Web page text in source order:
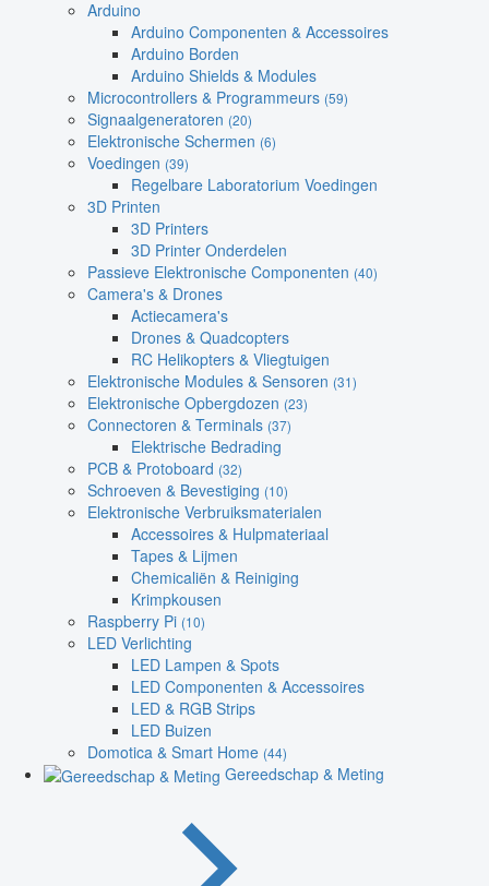
Arduino
Arduino Componenten & Accessoires
Arduino Borden
Arduino Shields & Modules
Microcontrollers & Programmeurs (59)
Signaalgeneratoren (20)
Elektronische Schermen (6)
Voedingen (39)
Regelbare Laboratorium Voedingen
3D Printen
3D Printers
3D Printer Onderdelen
Passieve Elektronische Componenten (40)
Camera's & Drones
Actiecamera's
Drones & Quadcopters
RC Helikopters & Vliegtuigen
Elektronische Modules & Sensoren (31)
Elektronische Opbergdozen (23)
Connectoren & Terminals (37)
Elektrische Bedrading
PCB & Protoboard (32)
Schroeven & Bevestiging (10)
Elektronische Verbruiksmaterialen
Accessoires & Hulpmateriaal
Tapes & Lijmen
Chemicaliën & Reiniging
Krimpkousen
Raspberry Pi (10)
LED Verlichting
LED Lampen & Spots
LED Componenten & Accessoires
LED & RGB Strips
LED Buizen
Domotica & Smart Home (44)
Gereedschap & Meting